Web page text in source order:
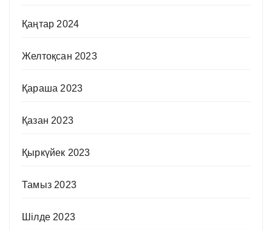
Қаңтар 2024
Желтоқсан 2023
Қараша 2023
Қазан 2023
Қыркүйек 2023
Тамыз 2023
Шілде 2023